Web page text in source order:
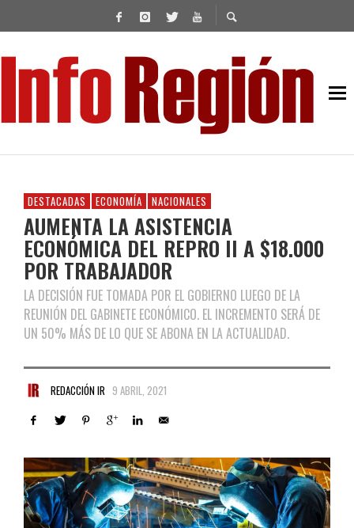
DESTACADAS ECONOMÍA NACIONALES
AUMENTA LA ASISTENCIA
ECONÓMICA DEL REPRO II A $18.000
POR TRABAJADOR
LA DECISIÓN FUE TOMADA POR EL GOBIERNO LUEGO DE LA
REUNIÓN DEL GABINETE ECONÓMICO. EL INCREMENTO SERÁ DE
UN 50% MÁS DE LO QUE SE ABONA EN LA ACTUALIDAD.
REDACCIÓN IR 9 ABRIL, 2021